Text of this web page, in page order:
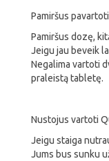
Pamiršus
Pamiršus dozę,
Jeigu jau beveik
Negalima vartoti
praleistą tabletę.
Nustojus vartoti
Jeigu staiga
Jums bus sunku